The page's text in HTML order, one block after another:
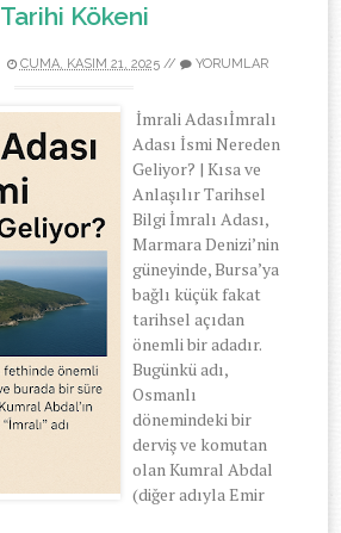
Tarihi Kökeni
CUMA, KASIM 21, 2025// YORUMLAR
İmrali Adasıİmralı
Adası İsmi Nereden
Geliyor? | Kısa ve
Anlaşılır Tarihsel
Bilgi İmralı Adası,
Marmara Denizi’nin
güneyinde, Bursa’ya
bağlı küçük fakat
tarihsel açıdan
önemli bir adadır.
Bugünkü adı,
Osmanlı
dönemindeki bir
derviş ve komutan
olan Kumral Abdal
(diğer adıyla Emir